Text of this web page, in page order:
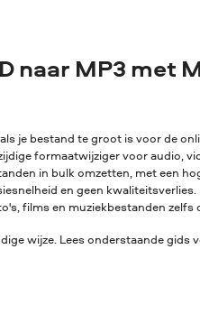
naar MP3 met
je bestand te groot is voor de
formaatwijziger voor audio,
in bulk omzetten, met een
en geen
films en muziekbestanden
wijze. Lees onderstaande gids